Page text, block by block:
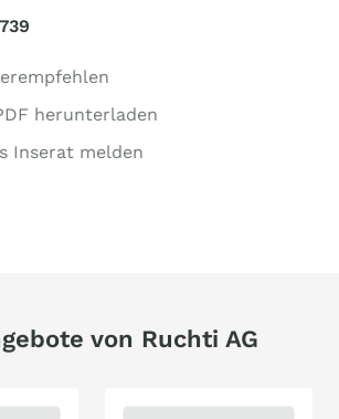
herunterladen
Inserat melden
von Ruchti AG